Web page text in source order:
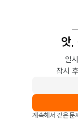
앗,
일
잠시
계속해서 같은 문